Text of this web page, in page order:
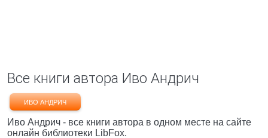
Все книги автора Иво Андрич
ИВО АНДРИЧ
Иво Андрич - все книги автора в одном месте на сайте
онлайн библиотеки LibFox.